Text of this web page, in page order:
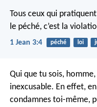
Tous ceux qui
le péché, c’est la
1 Jean 3:4 péché loi
Qui que tu sois,
inexcusable. En effet,
condamnes toi-même,